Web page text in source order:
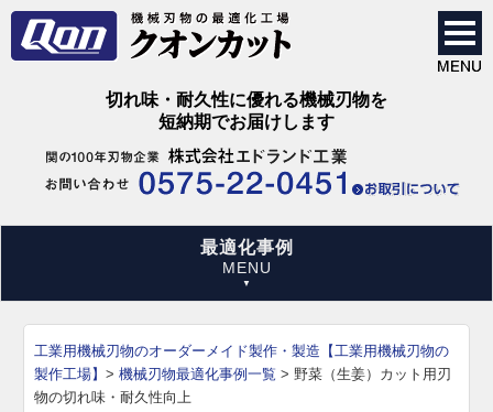
切れ味・耐久性に優れる機械刃物を
短納期でお届けします
最適化事例
工業用機械刃物のオーダーメイド製作・製造【工業用機械刃物の
製作工場】>機械刃物最適化事例一覧 >野菜（生姜）カット用刃
物の切れ味・耐久性向上